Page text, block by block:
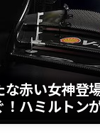
な赤い女神
ハミルトン